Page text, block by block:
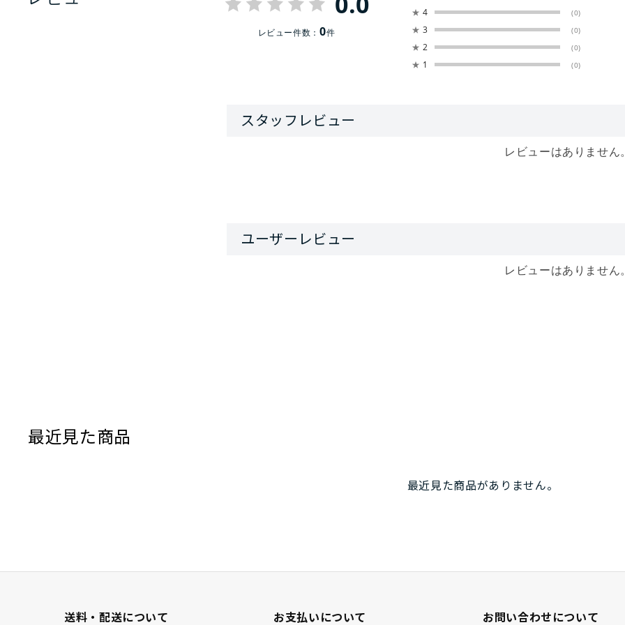
レビュー件数：0件
★ 4 (0)
★ 3 (0)
★ 2 (0)
★ 1 (0)
レビューはありません
レビューはありません
最近見た商品
最近見た商品がありません。
送料・配送について お支払いについて お問い合わせについて